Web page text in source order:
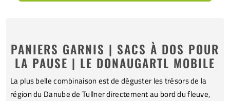
PANIERS GARNIS | SACS À DOS POUR
LA PAUSE | LE DONAUGARTL MOBILE
La plus belle combinaison est de déguster les trésors de la
région du Danube de Tullner directement au bord du fleuve,